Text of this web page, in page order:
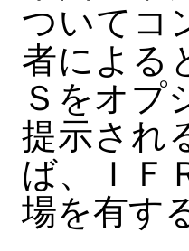
ついてコ
者による
Ｓをオプ
提示され
ば、ＩＦ
場を有す